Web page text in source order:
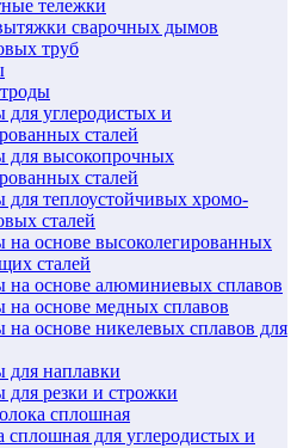
тележки
сварочных дымов
труб
для углеродистых и
сталей
для высокопрочных
сталей
для теплоустойчивых хромо-
сталей
на основе высоколегированных
сталей
на основе алюминиевых сплавов
на основе медных сплавов
на основе никелевых сплавов для
для наплавки
для резки и строжки
сплошная
сплошная для углеродистых и